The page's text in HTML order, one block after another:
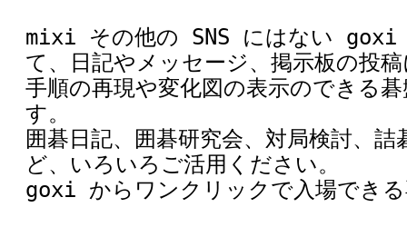
mixi その他の SNS にはない goxi
て、日記やメッセージ、掲示板の投
手順の再現や変化図の表示のできる
す。
囲碁日記、囲碁研究会、対局検討、
ど、いろいろご活用ください。
goxi からワンクリックで入場でき